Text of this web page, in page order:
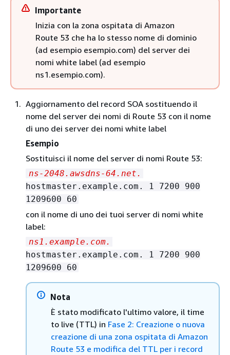
Importante
Inizia con la zona ospitata di Amazon
Route 53 che ha lo stesso nome di dominio
(ad esempio esempio.com) del server dei
nomi white label (ad esempio
ns1.esempio.com).
Aggiornamento del record SOA sostituendo il
nome del server dei nomi di Route 53 con il nome
di uno dei server dei nomi white label
Esempio
Sostituisci il nome del server di nomi Route 53:
ns-2048.awsdns-64.net.
hostmaster.example.com. 1 7200 900
1209600 60
con il nome di uno dei tuoi server di nomi white
label:
ns1.example.com.
hostmaster.example.com. 1 7200 900
1209600 60
Nota
È stato modificato l'ultimo valore, il time
to live (TTL) in Fase 2: Creazione o nuova
creazione di una zona ospitata di Amazon
Route 53 e modifica del TTL per i record